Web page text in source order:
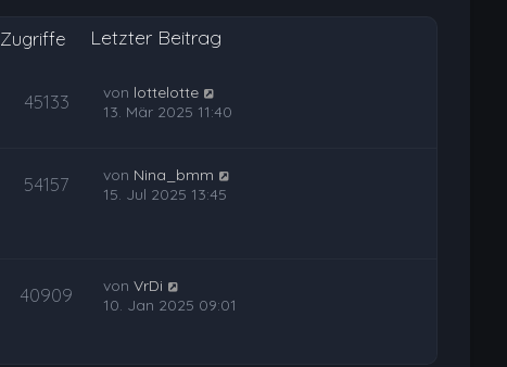
Zugriffe Letzter Beitrag
45133 von lottelotte
13. Mär 2025 11:40
54157 von Nina_bmm
15. Jul 2025 13:45
40909 vonVrDi
10. Jan 2025 09:01